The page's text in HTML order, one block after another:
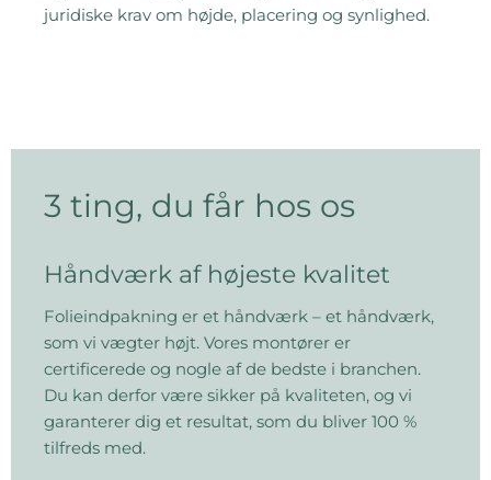
juridiske krav om højde, placering og synlighed.
3 ting, du får hos os
Håndværk af højeste kvalitet
Folieindpakning er et håndværk – et håndværk,
som vi vægter højt. Vores montører er
certificerede og nogle af de bedste i branchen.
Du kan derfor være sikker på kvaliteten, og vi
garanterer dig et resultat, som du bliver 100 %
tilfreds med.